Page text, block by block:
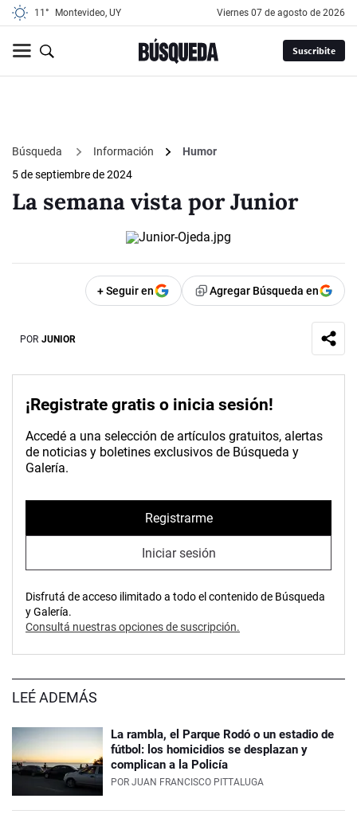
11° Montevideo, UY viernes 07 de agosto de 2026
Suscribite
Búsqueda Información
Humor
5 de septiembre de 2024
La semana vista por Junior
+ Seguir en Agregar Búsqueda en
POR JUNIOR
¡Registrate gratis o inicia sesión!
Accedé a una selección de artículos gratuitos, alertas
de noticias y boletines exclusivos de Búsqueda y
Galería.
Registrarme
Iniciar sesión
Disfrutá de acceso ilimitado a todo el contenido de Búsqueda
y Galería.
Consultá nuestras opciones de suscripción.
LEÉ ADEMÁS
La rambla, el Parque Rodó o un estadio de
fútbol: los homicidios se desplazan y
complican a la Policía
POR JUAN FRANCISCO PITTALUGA